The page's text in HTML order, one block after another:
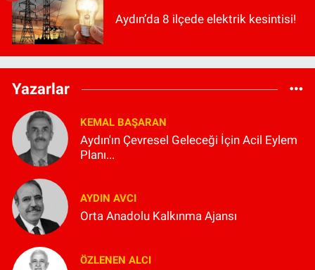
Aydın’da 8 ilçede elektrik kesintisi!
Yazarlar
KEMAL BAŞARAN
Aydın'ın Çevresel Geleceği İçin Acil Eylem
Planı...
AYDIN AVCI
Orta Anadolu Kalkınma Ajansı
ÖZLENEN ALCI